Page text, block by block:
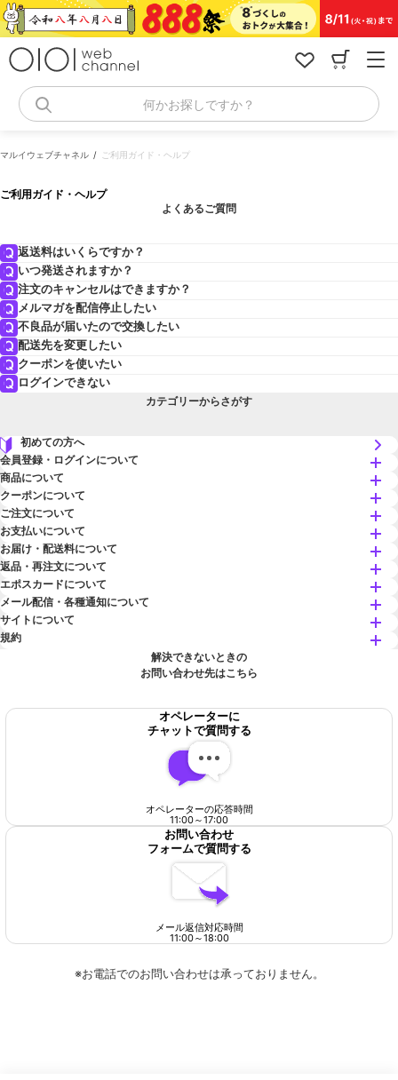
コ
ン
ッ
何かお探しですか？
マルイウェブチャネル ご利用ガイド・ヘルプ
ご利用ガイド・ヘルプ
よくあるご質問
返送料はいくらですか？
いつ発送されますか？
注文のキャンセルはできますか？
メルマガを配信停止したい
不良品が届いたので交換したい
配送先を変更したい
クーポンを使いたい
ログインできない
カテゴリーからさがす
初めての方へ
会員登録・ログインについて
商品について
クーポンについて
ご注文について
お支払いについて
お届け・配送料について
返品・再注文について
エポスカードについて
メール配信・各種通知について
サイトについて
規約
解決できないときの
お問い合わせ先はこちら
オペレーターに
チャットで質問する
オペレーターの応答時間
11:00～17:00
お問い合わせ
フォームで質問する
メール返信対応時間
11:00～18:00
※お電話でのお問い合わせは承っておりません。